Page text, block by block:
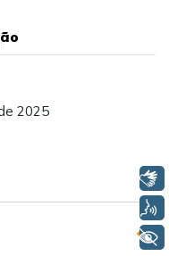
2025
Voz